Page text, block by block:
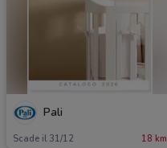
Pali
Scade il 31/12 18 km